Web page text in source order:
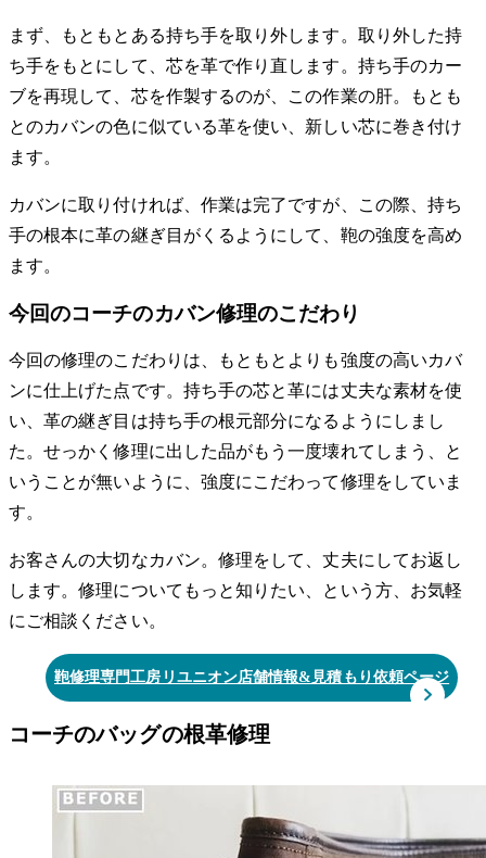
まず、もともとある持ち手を取り外します。取り外した持
ち手をもとにして、芯を革で作り直します。持ち手のカー
ブを再現して、芯を作製するのが、この作業の肝。もとも
とのカバンの色に似ている革を使い、新しい芯に巻き付け
ます。
カバンに取り付ければ、作業は完了ですが、この際、持ち
手の根本に革の継ぎ目がくるようにして、鞄の強度を高め
ます。
今回のコーチのカバン修理のこだわり
今回の修理のこだわりは、もともとよりも強度の高いカバ
ンに仕上げた点です。持ち手の芯と革には丈夫な素材を使
い、革の継ぎ目は持ち手の根元部分になるようにしまし
た。せっかく修理に出した品がもう一度壊れてしまう、と
いうことが無いように、強度にこだわって修理をしていま
す。
お客さんの大切なカバン。修理をして、丈夫にしてお返し
します。修理についてもっと知りたい、という方、お気軽
にご相談ください。
鞄修理専門工房リユニオン店舗情報&見積もり依頼ページ
コーチのバッグの根革修理